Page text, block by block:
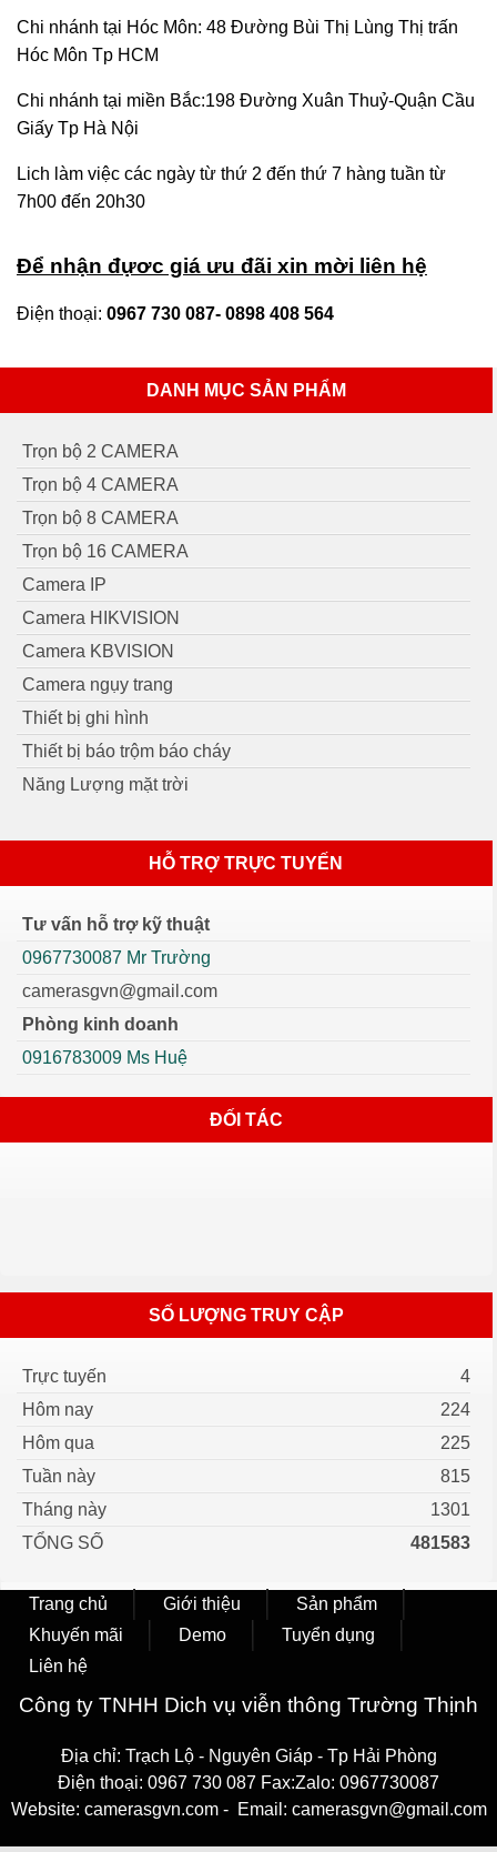
Chi nhánh tại Hóc Môn: 48 Đường Bùi Thị Lùng Thị trấn
Hóc Môn Tp HCM
Chi nhánh tại miền Bắc:198 Đường Xuân Thuỷ-Quận Cầu
Giấy Tp Hà Nội
Lich làm việc các ngày từ thứ 2 đến thứ 7 hàng tuần từ
7h00 đến 20h30
Để nhận đựơc giá ưu đãi xin mời liên hệ
Điện thoại: 0967 730 087- 0898 408 564
DANH MỤC SẢN PHẨM
Trọn bộ 2 CAMERA
Trọn bộ 4 CAMERA
Trọn bộ 8 CAMERA
Trọn bộ 16 CAMERA
Camera IP
Camera HIKVISION
Camera KBVISION
Camera ngụy trang
Thiết bị ghi hình
Thiết bị báo trộm báo cháy
Năng Lượng mặt trời
HỖ TRỢ TRỰC TUYẾN
Tư vấn hỗ trợ kỹ thuật
0967730087 Mr Trường
camerasgvn@gmail.com
Phòng kinh doanh
0916783009 Ms Huệ
ĐỐI TÁC
SỐ LƯỢNG TRUY CẬP
Trực tuyến
4
Hôm nay
224
Hôm qua
225
Tuần này
815
Tháng này
1301
TỔNG SỐ
481583
Trang chủ Giới thiệu
Sản phẩm
Khuyến mãi
Demo
Tuyển dụng
Liên hệ
Công ty TNHH Dich vụ viễn thông Trường Thịnh
Địa chỉ: Trạch Lộ - Nguyên Giáp - Tp Hải Phòng
Điện thoại: 0967 730 087 Fax:Zalo: 0967730087
Website: camerasgvn.com - Email: camerasgvn@gmail.com